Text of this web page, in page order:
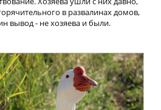
в развалинах домов,
вывод - не хозяева и были.